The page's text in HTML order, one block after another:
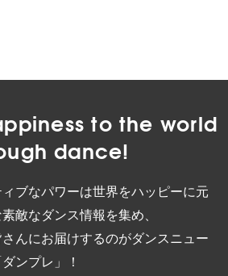
to the world
dance!
ブなパワーは世界をハッピーに元
敵なダンス情報を集め、
んにお届けするのがダンスニュー
ンプレ」！